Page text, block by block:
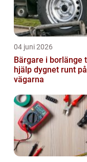
04 juni 2026
Bärgare i borlänge trygg
hjälp dygnet runt på
vägarna